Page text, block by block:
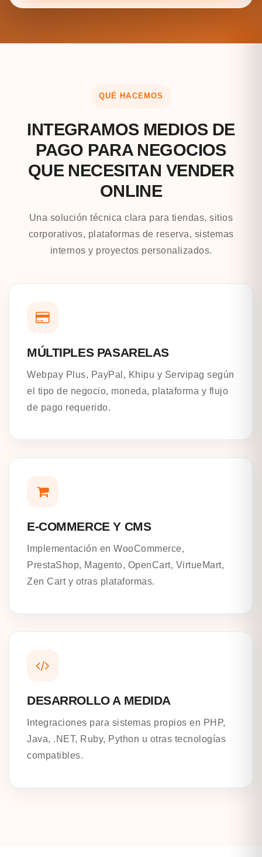
QUÉ HACEMOS
INTEGRAMOS MEDIOS DE
PAGO PARA NEGOCIOS
QUE NECESITAN VENDER
ONLINE
Una solución técnica clara para tiendas, sitios
corporativos, plataformas de reserva, sistemas
internos y proyectos personalizados.
MÚLTIPLES PASARELAS
Webpay Plus, PayPal, Khipu y Servipag según
el tipo de negocio, moneda, plataforma y flujo
de pago requerido.
E-COMMERCE Y CMS
Implementación en WooCommerce,
PrestaShop, Magento, OpenCart, VirtueMart,
Zen Cart y otras plataformas.
DESARROLLO A MEDIDA
Integraciones para sistemas propios en PHP,
Java, .NET, Ruby, Python u otras tecnologías
compatibles.